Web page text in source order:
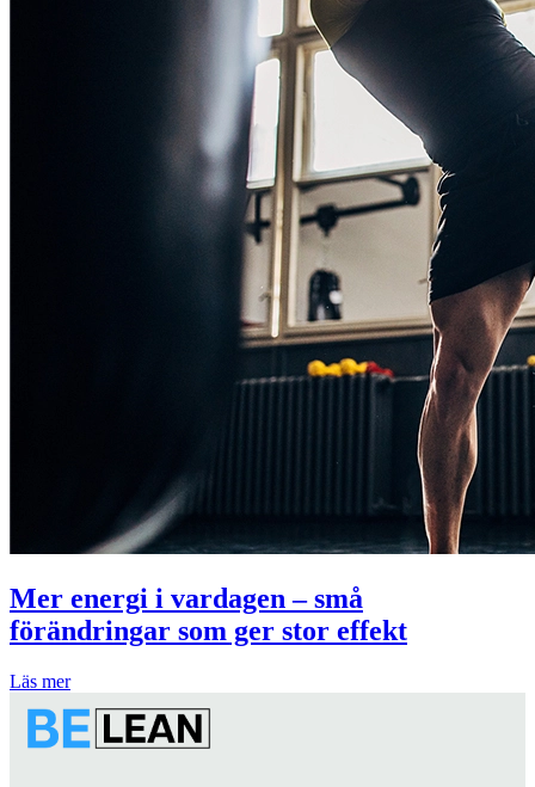
Mer energi i vardagen – små
förändringar som ger stor effekt
Läs mer